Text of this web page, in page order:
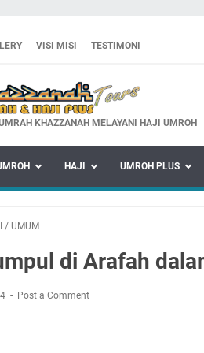
VISI MISI TESTIMONI
KHAZZANAH MELAYANI HAJI UMROH
HAJI UMROH PLUS
/ UMUM
di Arafah
Post a Comment